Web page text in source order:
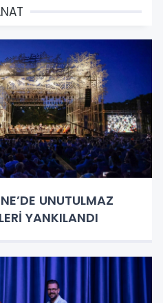
UNUTULMAZ
YANKILANDI